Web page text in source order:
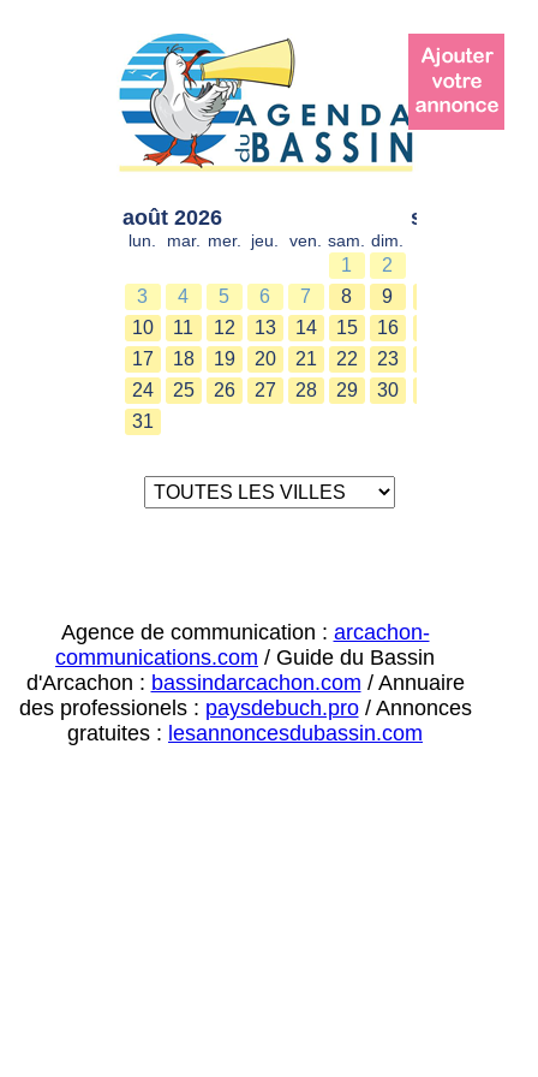
août 2026
lun. mar. mer. jeu. ven. sam. dim.
1
2
3
4 5 6 7 8
9
10
11 12 13 14 15
16
17
18 19 20 21 22
23
24
25 26 27 28 29
30
31
sept. 2026
Agence de communication : arcachon-
communications.com / Guide du Bassin
d'Arcachon : bassindarcachon.com / Annuaire
des professionels : paysdebuch.pro/ Annonces
gratuites : lesannoncesdubassin.com